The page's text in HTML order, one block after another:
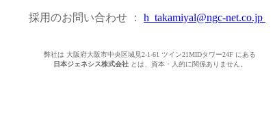
採用のお問い合わせ ： h_takamiyal@ngc-net.co.jp
弊社は 大阪府大阪市中央区城見2-1-61 ツイン21MIDタワー24F にある
日本ジェネシス株式会社とは、資本・人的に関係ありません。